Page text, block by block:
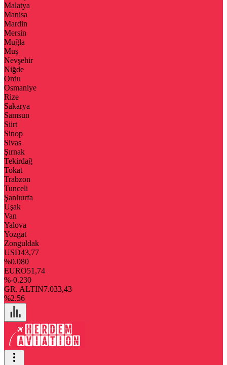
Malatya
Manisa
Mardin
Mersin
Muğla
Muş
Nevşehir
Niğde
Ordu
Osmaniye
Rize
Sakarya
Samsun
Siirt
Sinop
Sivas
Şırnak
Tekirdağ
Tokat
Trabzon
Tunceli
Şanlıurfa
Uşak
Van
Yalova
Yozgat
Zonguldak
USD43,77
%0.080
EURO51,74
%-0.230
GR. ALTIN7.033,43
%2.56